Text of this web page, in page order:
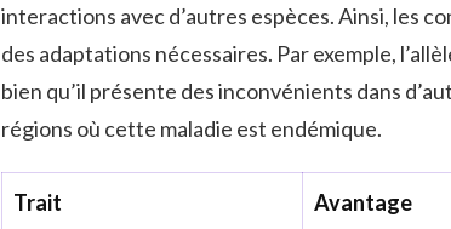
interactions avec d’autres espèces. Ainsi, les
des adaptations nécessaires. Par exemple,
bien qu’il présente des inconvénients dans
régions où cette maladie est endémique.
Trait Avantage